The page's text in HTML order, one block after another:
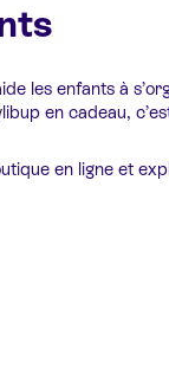
les enfants à
en cadeau,
en ligne et